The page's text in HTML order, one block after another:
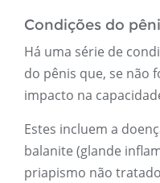
Condições do
Há uma série de
do pênis que, se não
impacto na
Estes incluem a
balanite (glande
priapismo não